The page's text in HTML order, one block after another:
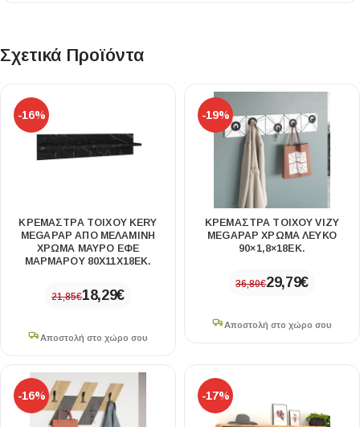
Σχετικά Προϊόντα
-16%
ΚΡΕΜΆΣΤΡΑ ΤΟΊΧΟΥ KERY
MEGAPAP ΑΠΌ ΜΕΛΑΜΊΝΗ
ΧΡΏΜΑ ΜΑΎΡΟ ΕΦΈ
ΜΑΡΜΆΡΟΥ 80X11X18ΕΚ.
21,85€18,29€
Αποστολή στο χώρο σου
-19%
ΚΡΕΜΆΣΤΡΑ ΤΟΊΧΟΥ VIZY
MEGAPAP ΧΡΏΜΑ ΛΕΥΚΌ
90×1,8×18ΕΚ.
36,80€29,79€
Αποστολή στο χώρο σου
-16% -17%